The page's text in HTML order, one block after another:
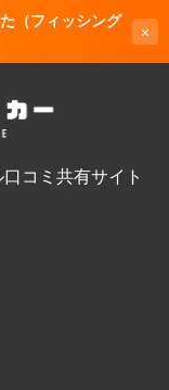
（フィッシング
×
コミ共有サイト